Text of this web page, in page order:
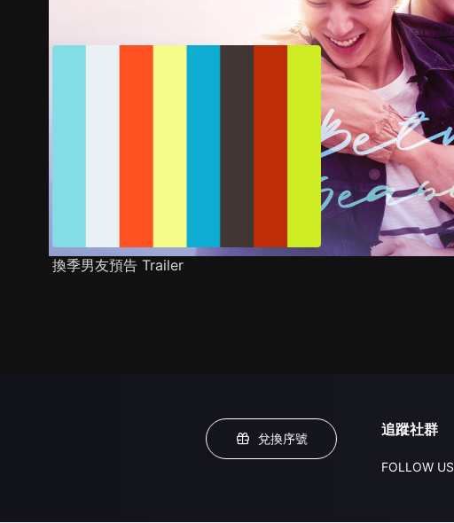
換季男友預告 Trailer
兌換序號
追蹤社群
FOLLOW US